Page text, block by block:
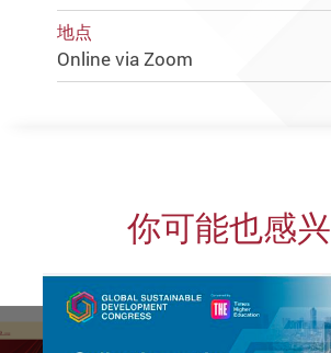
地点
Online via Zoom
你可能也感